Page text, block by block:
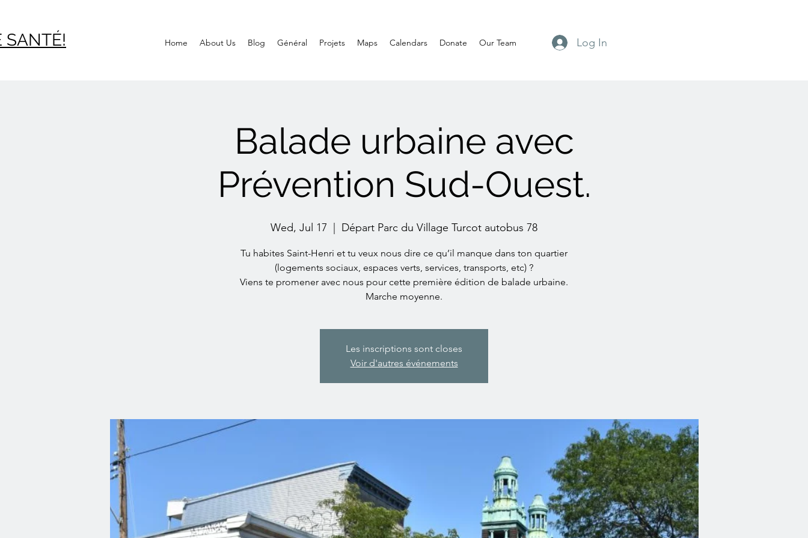
SANTÉ! Home About Us Blog Général Projets Maps Calendars Donate Our Team Log In
Balade urbaine avec
Prévention Sud-Ouest.
Wed, Jul 17 Départ Parc du Village Turcot autobus 78
Tu habites Saint-Henri et tu veux nous dire ce qu’il manque dans ton quartier
(logements sociaux, espaces verts, services, transports, etc) ?
Viens te promener avec nous pour cette première édition de balade urbaine.
Les inscriptions sont closes
Voir d'autres événements